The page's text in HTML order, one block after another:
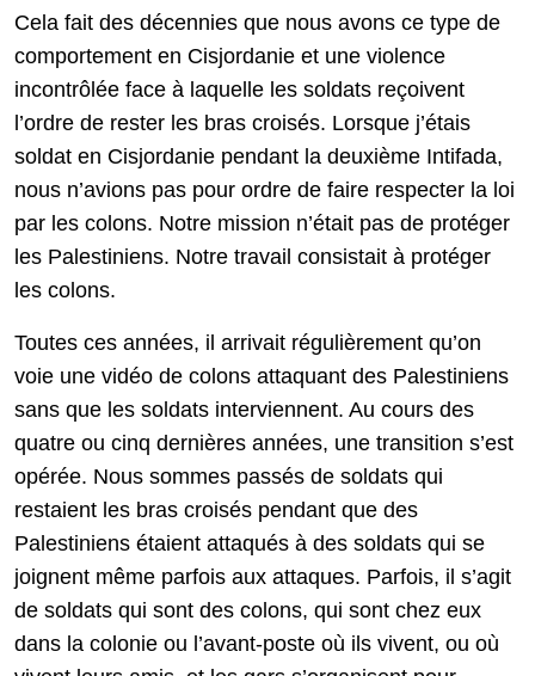
Cela fait des décennies que nous avons ce type de
comportement en Cisjordanie et une violence
incontrôlée face à laquelle les soldats reçoivent
l’ordre de rester les bras croisés. Lorsque j’étais
soldat en Cisjordanie pendant la deuxième Intifada,
nous n’avions pas pour ordre de faire respecter la loi
par les colons. Notre mission n’était pas de protéger
les Palestiniens. Notre travail consistait à protéger
les colons.
Toutes ces années, il arrivait régulièrement qu’on
voie une vidéo de colons attaquant des Palestiniens
sans que les soldats interviennent. Au cours des
quatre ou cinq dernières années, une transition s’est
opérée. Nous sommes passés de soldats qui
restaient les bras croisés pendant que des
Palestiniens étaient attaqués à des soldats qui se
joignent même parfois aux attaques. Parfois, il s’agit
de soldats qui sont des colons, qui sont chez eux
dans la colonie ou l’avant-poste où ils vivent, ou où